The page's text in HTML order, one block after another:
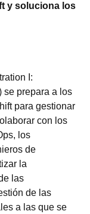
y soluciona los
I:
se prepara a los
para gestionar
con los
los
de
la
las
de las
a las que se